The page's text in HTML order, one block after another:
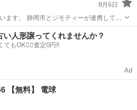
8月6日
が連携して運
減量を⽬的に、まだ使えるものをリユー
リユース
い人形譲ってくれませんか？
てもOK🙆‍♀️査定0円‼️
Ad
【無料】 電球